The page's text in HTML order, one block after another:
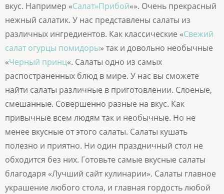
вкус. Например «Салат»Прибой«». Очень прекрасный
нежный салатик. У нас представлены салаты из
различных ингредиентов. Как классические «Свежий
салат огурцы помидоры» так и довольно необычные
«Черный принц«. Салаты одно из самых
распостраненных блюд в мире. У нас вы сможете
найти салаты различные в приготовлении. Слоеные,
смешанные. Совершенно разные на вкус. Как
привычные всем людям так и необычные. Но не
менее вкусные от этого салаты. Салаты кушать
полезно и приятно. Ни один праздничный стол не
обходится без них. Готовьте самые вкусные салаты
благодаря «Лучший сайт кулинарии». Салаты главное
украшение любого стола, и главная гордость любой